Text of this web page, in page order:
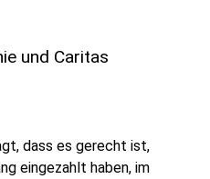
und Caritas
dass es gerecht ist,
eingezahlt haben, im